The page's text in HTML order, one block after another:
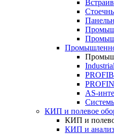
AS-
КИП и полевое
КИП и
КИП и